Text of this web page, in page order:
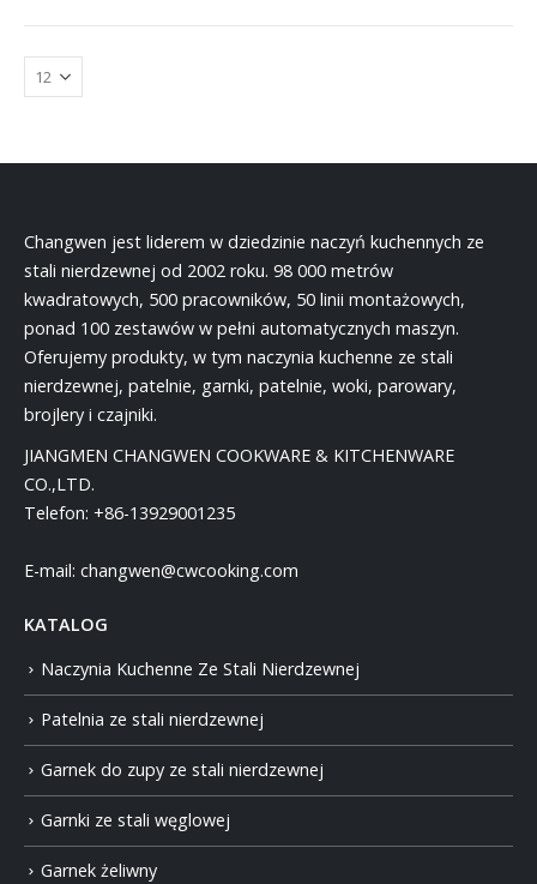
Changwen jest liderem w dziedzinie naczyń kuchennych ze
stali nierdzewnej od 2002 roku. 98 000 metrów
kwadratowych, 500 pracowników, 50 linii montażowych,
ponad 100 zestawów w pełni automatycznych maszyn.
Oferujemy produkty, w tym naczynia kuchenne ze stali
nierdzewnej, patelnie, garnki, patelnie, woki, parowary,
brojlery i czajniki.
JIANGMEN CHANGWEN COOKWARE & KITCHENWARE
CO.,LTD.
Telefon: +86-13929001235
E-mail: changwen@cwcooking.com
KATALOG
Naczynia Kuchenne Ze Stali Nierdzewnej
Patelnia ze stali nierdzewnej
Garnek do zupy ze stali nierdzewnej
Garnki ze stali węglowej
Garnek żeliwny